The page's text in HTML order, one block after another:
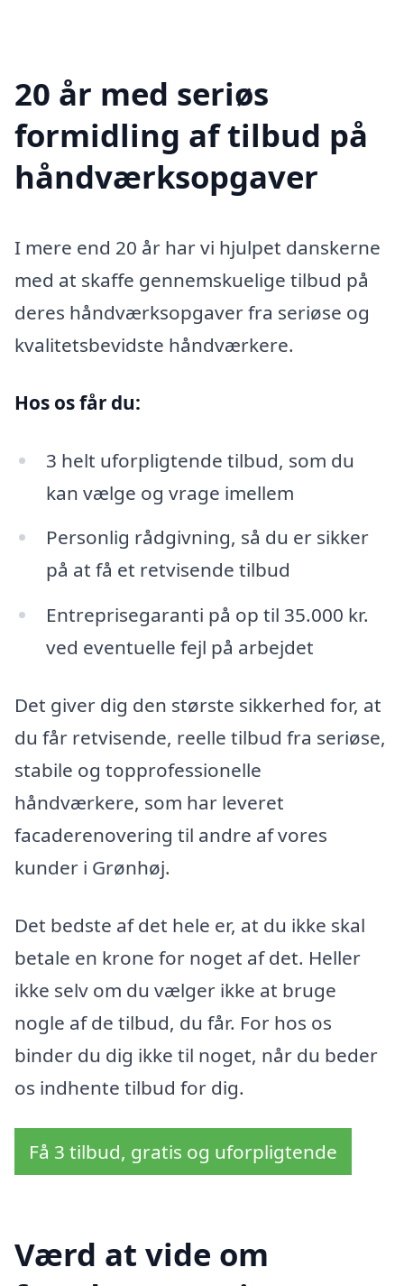
20 år med seriøs
formidling af tilbud på
håndværksopgaver
I mere end 20 år har vi hjulpet danskerne
med at skaffe gennemskuelige tilbud på
deres håndværksopgaver fra seriøse og
kvalitetsbevidste håndværkere.
Hos os får du:
3 helt uforpligtende tilbud, som du
kan vælge og vrage imellem
Personlig rådgivning, så du er sikker
på at få et retvisende tilbud
Entreprisegaranti på op til 35.000 kr.
ved eventuelle fejl på arbejdet
Det giver dig den største sikkerhed for, at
du får retvisende, reelle tilbud fra seriøse,
stabile og topprofessionelle
håndværkere, som har leveret
facaderenovering til andre af vores
kunder i Grønhøj.
Det bedste af det hele er, at du ikke skal
betale en krone for noget af det. Heller
ikke selv om du vælger ikke at bruge
nogle af de tilbud, du får. For hos os
binder du dig ikke til noget, når du beder
os indhente tilbud for dig.
Få 3 tilbud, gratis og uforpligtende
Værd at vide om